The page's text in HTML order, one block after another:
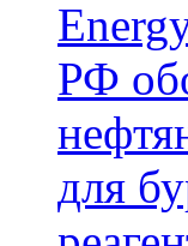
РФ
для